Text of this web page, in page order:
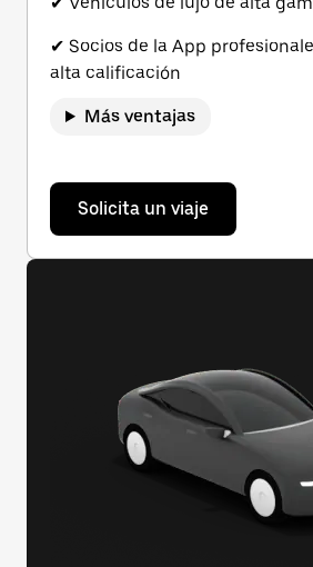
✔ Socios de la App
alta calificación
Más ventajas
Solicita un viaje